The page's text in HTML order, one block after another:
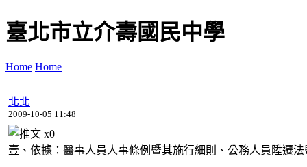
臺北市立介壽國民中學
Home Home
北北
2009-10-05 11:48
x0
壹、依據：醫事人員人事條例暨其施行細則、公務人員陞遷法